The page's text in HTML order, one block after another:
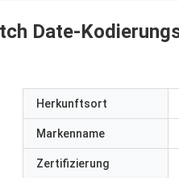
Date-
Herkunftsort
Markenname
Zertifizierung